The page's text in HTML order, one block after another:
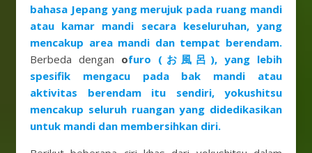
bahasa Jepang yang merujuk pada ruang mandi
atau kamar mandi secara keseluruhan, yang
mencakup area mandi dan tempat berendam.
Berbeda dengan ofuro (お風呂), yang lebih
spesifik mengacu pada bak mandi atau
aktivitas berendam itu sendiri, yokushitsu
mencakup seluruh ruangan yang didedikasikan
untuk mandi dan membersihkan diri.